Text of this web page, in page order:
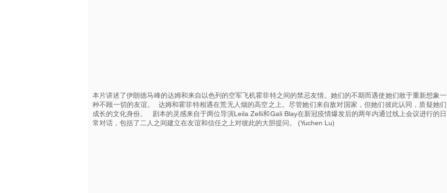
本片讲述了伊朗德马峰的达姆和来自以色列的空军飞机霍菲特之间的禁忌友情。她们的不期而遇使她们敢于重新想象一
种不顾一切的友谊。 达姆和霍菲特相遇在荒无人烟的高空之上。尽管她们来自敌对国家，但她们彼此认同，质疑她们
成长的文化身份。 剧本的灵感来自于两位导演Leila Zelli和Gali Blay在新冠疫情爆发后的两年内通过线上会议进行的日
常对话，包括了二人之间建立在友谊和信任之上对彼此的大胆提问。 (Yuchen Lu)